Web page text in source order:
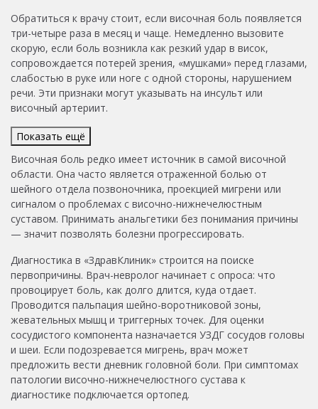
Обратиться к врачу стоит, если височная боль появляется
три-четыре раза в месяц и чаще. Немедленно вызовите
скорую, если боль возникла как резкий удар в висок,
сопровождается потерей зрения, «мушками» перед глазами,
слабостью в руке или ноге с одной стороны, нарушением
речи. Эти признаки могут указывать на инсульт или
височный артериит.
Показать ещё
Височная боль редко имеет источник в самой височной
области. Она часто является отраженной болью от
шейного отдела позвоночника, проекцией мигрени или
сигналом о проблемах с височно-нижнечелюстным
суставом. Принимать анальгетики без понимания причины
— значит позволять болезни прогрессировать.
Диагностика в «ЗдравКлиник» строится на поиске
первопричины. Врач-невролог начинает с опроса: что
провоцирует боль, как долго длится, куда отдает.
Проводится пальпация шейно-воротниковой зоны,
жевательных мышц и триггерных точек. Для оценки
сосудистого компонента назначается УЗДГ сосудов головы
и шеи. Если подозревается мигрень, врач может
предложить вести дневник головной боли. При симптомах
патологии височно-нижнечелюстного сустава к
диагностике подключается ортопед.